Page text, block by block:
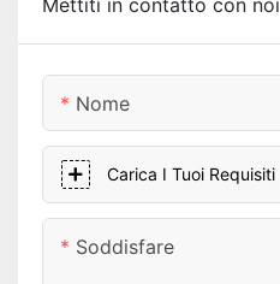
Mettiti in contatto con noi
Nome
Carica I Tuoi Requisiti
Soddisfare